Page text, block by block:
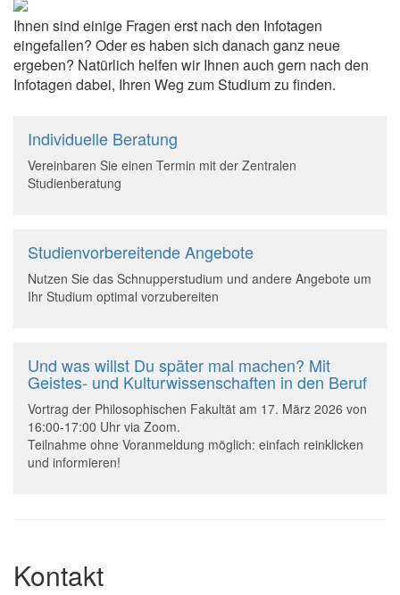
Ihnen sind einige Fragen erst nach den Infotagen
eingefallen? Oder es haben sich danach ganz neue
ergeben? Natürlich helfen wir Ihnen auch gern nach den
Infotagen dabei, Ihren Weg zum Studium zu finden.
Individuelle Beratung
Vereinbaren Sie einen Termin mit der Zentralen
Studienberatung
Studienvorbereitende Angebote
Nutzen Sie das Schnupperstudium und andere Angebote um
Ihr Studium optimal vorzubereiten
Und was willst Du später mal machen? Mit
Geistes- und Kulturwissenschaften in den Beruf
Vortrag der Philosophischen Fakultät am 17. März 2026 von
16:00-17:00 Uhr via Zoom.
Teilnahme ohne Voranmeldung möglich: einfach reinklicken
und informieren!
Kontakt